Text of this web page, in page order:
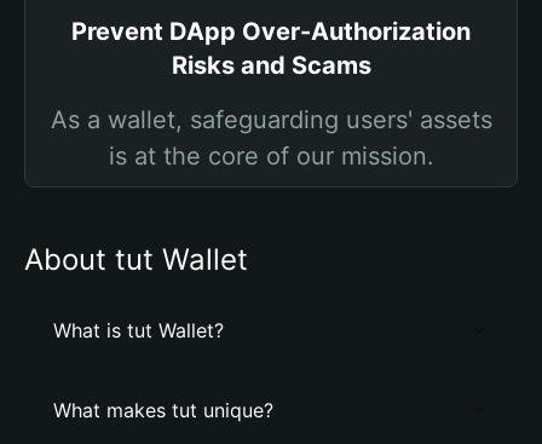
Prevent DApp Over-Authorization
Risks and Scams
As a wallet, safeguarding users' assets
is at the core of our mission.
About tut Wallet
What is tut Wallet?
What makes tut unique?